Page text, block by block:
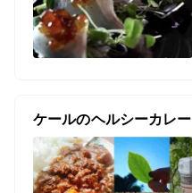
ケールのヘルシーカレー